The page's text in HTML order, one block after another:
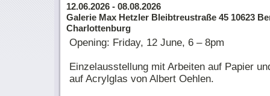
12.06.2026 - 08.08.2026
Galerie Max Hetzler Bleibtreustraße 45 10623
Charlottenburg
Opening: Friday, 12 June, 6 – 8pm
Einzelausstellung mit Arbeiten auf Papier
auf Acrylglas von Albert Oehlen.